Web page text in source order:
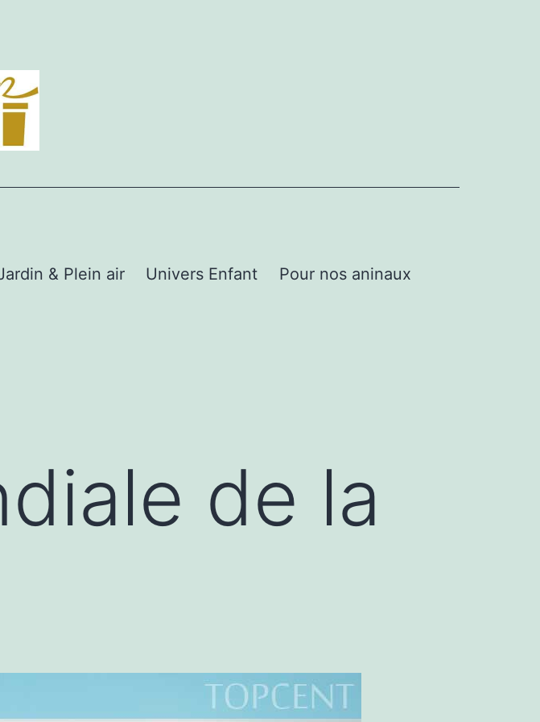
& Plein air Univers Enfant Pour nos aninaux
de la